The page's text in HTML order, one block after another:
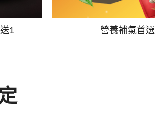
1 營養補氣首選